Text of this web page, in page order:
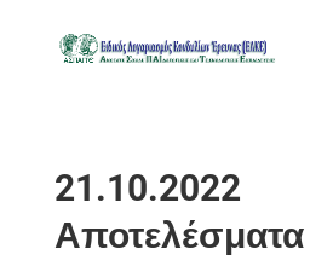
21.10.2022
Αποτελέσματα